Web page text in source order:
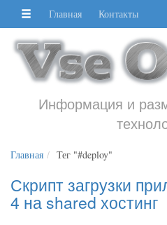
Главная Контакты
Информация и
Главная Тег "#deploy"
Скрипт загрузки
4 на shared хостинг